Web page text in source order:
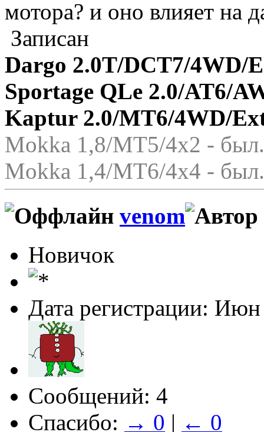
мотора? и оно влияет на
Записан
Dargo 2.0T/DCT7/4WD/
Sportage QLe 2.0/AT6/
Kaptur 2.0/MT6/4WD/
Mokka 1,8/МТ5/4x2 -
Mokka 1,4/МТ6/4x4 -
venom
Новичок
Дата регистрации:
Сообщений: 4
Спасибо: → 0 | ← 0